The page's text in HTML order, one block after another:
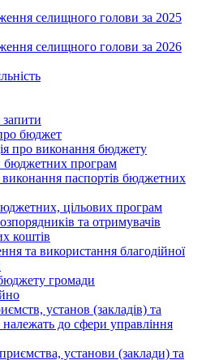
селищного голови за 2025
селищного голови за 2026
бюджет
про виконання бюджету
бюджетних програм
виконання паспортів бюджетних
цільових програм
та отримувачів
коштів
та використання благодійної
громади
установ (закладів) та
належать до сфери управління
установи (заклади) та